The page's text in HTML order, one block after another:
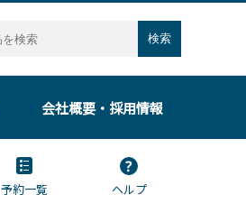
検索
会社概要・採用情報
予約一覧
ヘルプ